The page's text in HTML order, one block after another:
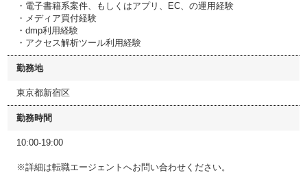
・電子書籍系案件、もしくはアプリ、EC、の運用経験
・メディア買付経験
・dmp利用経験
・アクセス解析ツール利用経験
勤務地
東京都新宿区
勤務時間
10:00-19:00
※詳細は転職エージェントへお問い合わせください。